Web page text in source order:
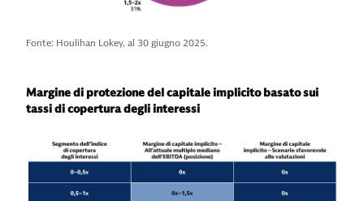
Fonte: Houlihan Lokey, al 30 giugno 2025.
Margine di protezione del capitale implicito basato sui
tassi di copertura degli interessi